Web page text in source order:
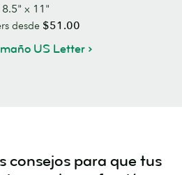
8.5" x 11"
desde $51.00
US Letter
consejos para que tus